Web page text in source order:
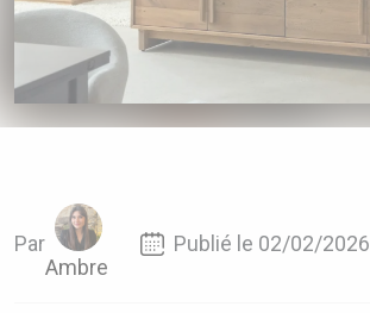
Par
Ambre
Publié le 02/02/2026